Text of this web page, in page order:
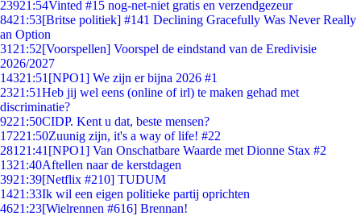
23921:54Vinted #15 nog-net-niet gratis en verzendgezeur
8421:53[Britse politiek] #141 Declining Gracefully Was Never Really
an Option
31 21:52[Voorspellen] Voorspel de eindstand van de Eredivisie
2026/2027
14321:51 [NPO1] We zijn er bijna 2026 #1
2321:51Heb jij wel eens (online of irl) te maken gehad met
discriminatie?
9221:50CIDP. Kent u dat, beste mensen?
17221:50Zuunig zijn, it's a way of life! #22
281 21:41 [NPO1] Van Onschatbare Waarde met Dionne Stax #2
1321:40Aftellen naar de kerstdagen
3921:39[Netflix #210] TUDUM
1421:33Ik wil een eigen politieke partij oprichten
4621:23[Wielrennen #616] Brennan!